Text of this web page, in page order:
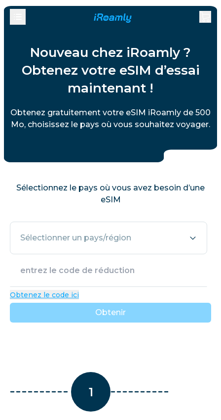
Nouveau chez iRoamly ?
Obtenez votre eSIM d’essai
maintenant !
Obtenez gratuitement votre eSIM iRoamly de 500
Mo, choisissez le pays où vous souhaitez voyager.
Sélectionnez le pays où vous avez besoin d’une
eSIM
Sélectionner un pays/région
Obtenez le code ici
Obtenir
1